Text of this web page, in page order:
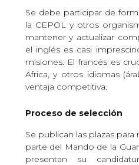
Se debe participar de
la CEPOL y otros
mantener y actualizar
el inglés es casi
misiones. El francés es
África, y otros idiomas
ventaja competitiva.
Proceso de selección
Se publican las plazas
parte del Mando de la
presentan su